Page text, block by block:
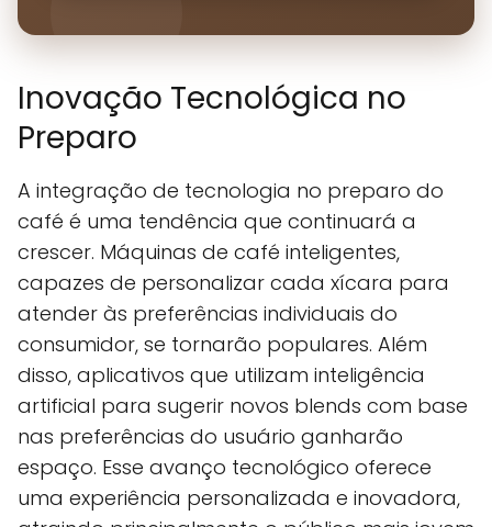
Inovação Tecnológica no
Preparo
A integração de tecnologia no preparo do
café é uma tendência que continuará a
crescer. Máquinas de café inteligentes,
capazes de personalizar cada xícara para
atender às preferências individuais do
consumidor, se tornarão populares. Além
disso, aplicativos que utilizam inteligência
artificial para sugerir novos blends com base
nas preferências do usuário ganharão
espaço. Esse avanço tecnológico oferece
uma experiência personalizada e inovadora,